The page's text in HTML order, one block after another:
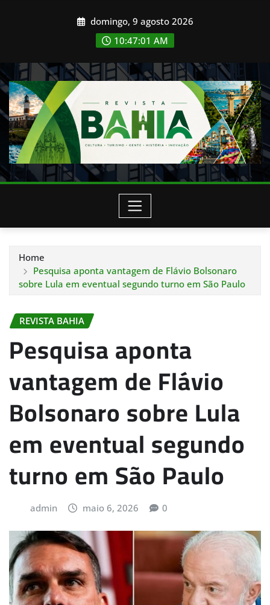
domingo, 9 agosto 2026
10:47:03 AM
Home
Pesquisa aponta vantagem de Flávio Bolsonaro
sobre Lula em eventual segundo turno em São Paulo
REVISTA BAHIA
Pesquisa aponta
vantagem de Flávio
Bolsonaro sobre Lula
em eventual segundo
turno em São Paulo
admin maio 6, 2026 0